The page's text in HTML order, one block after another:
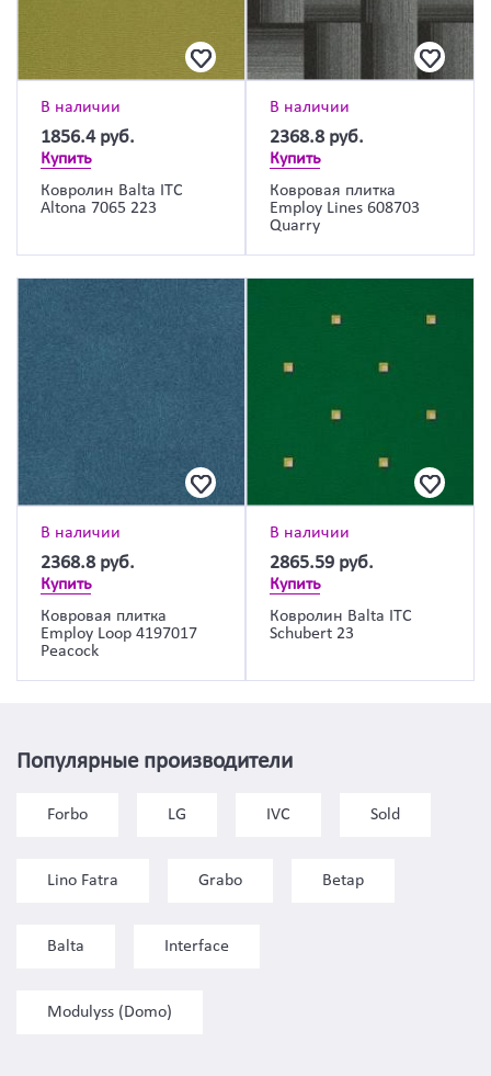
В наличии
1856.4 руб.
Купить
Ковролин Balta ITC
Altona 7065 223
В наличии
2368.8 руб.
Купить
Ковровая плитка
Employ Lines 608703
Quarry
В наличии
2368.8 руб.
Купить
Ковровая плитка
Employ Loop 4197017
Peacock
В наличии
2865.59 руб.
Купить
Ковролин Balta ITC
Schubert 23
Популярные производители
Forbo LG IVC Sold
Lino Fatra Grabo Betap
Balta Interface
Modulyss (Domo)